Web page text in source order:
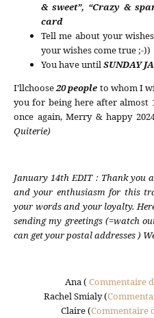
& sweet”, “Crazy &
card
Tell me about your
your wishes come true ;-))
You have untilSUNDAY
I’llchoose20 people to whom I
you for being here after almost
once again, Merry & happy
Quiterie)
January 14th EDIT : Thank you
and your enthusiasm for this
your words and your loyalty.
sending my greetings (=watch
can get your postal addresses )
Ana ( Commentaire
Rachel Smialy (
Claire (Commentaire